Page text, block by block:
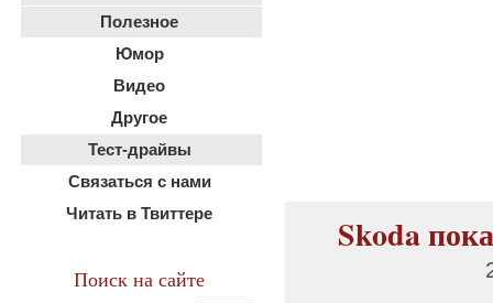
Полезное
Юмор
Видео
Другое
Тест-драйвы
Связаться с нами
Читать в Твиттере
Поиск на сайте
Skoda